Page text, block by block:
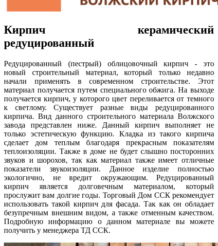
Кирпич керамический
редуцированный
Редуцированный (пестрый) облицовочный кирпич - это
новый строительный материал, который только недавно
начали применять в современном строительстве. Этот
материал получается путем специального обжига. На выходе
получается кирпич, у которого цвет переливается от темного
к светлому. Существует разные виды редуцированного
кирпича. Вид данного строительного материала Волжского
завода представлен ниже. Данный кирпич выполняет не
только эстетическую функцию. Кладка из такого кирпича
сделает дом теплым благодаря прекрасным показателям
теплоизоляции. Также в доме не будет слышно посторонних
звуков и шорохов, так как материал также имеет отличные
показатели звукоизоляции. Данное изделие полностью
экологично, не вредит окружающим. Редуцированный
кирпич является долговечным материалом, который
прослужит вам долгие годы. Торговый Дом ССК рекомендует
использовать такой кирпич для фасада. Так как он обладает
безупречным внешним видом, а также отменным качеством.
Подробную информацию о данном материале вы можете
получить у менеджера ТД ССК.